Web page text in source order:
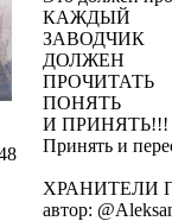
КАЖДЫЙ
ЗАВОДЧИК
ДОЛЖЕН
ПРОЧИТАТЬ
ПОНЯТЬ
И ПРИНЯТЬ!!!
Принять и
ХРАНИТЕЛИ
автор: